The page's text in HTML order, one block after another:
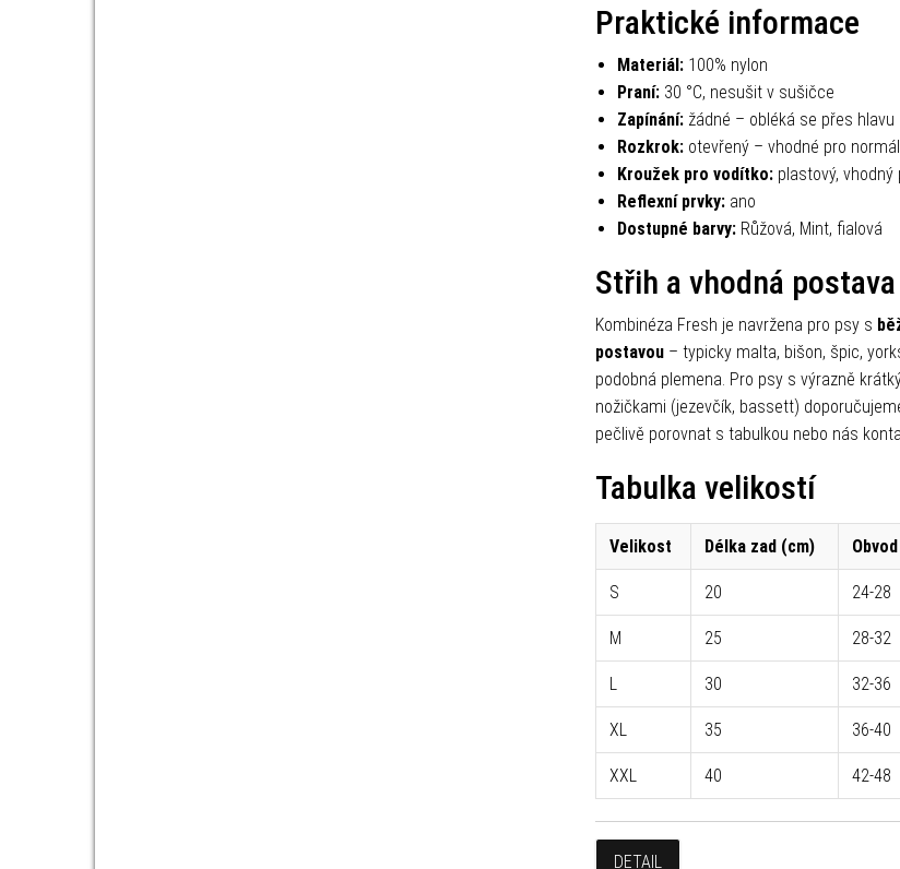
Praktické informace
Materiál:100% nylon
Praní:30 °C, nesušit v sušičce
Zapínání:žádné – obléká se přes hlavu
Rozkrok:otevřený – vhodné pro
Kroužek pro vodítko:plastový, vhodný
Reflexní prvky:ano
Dostupné barvy:Růžová, Mint, fialová
Střih a vhodná postava
Kombinéza Fresh je navržena pro psy s
postavou– typicky malta, bišon, špic,
podobná plemena. Pro psy s výrazně
nožičkami (jezevčík, bassett)
pečlivě porovnat s tabulkou nebo nás
Tabulka velikostí
Velikost Délka zad (cm)
S 20 24-28
M 25 28-32
L 30 32-36
XL 35 36-40
XXL 40 42-48
DETAIL